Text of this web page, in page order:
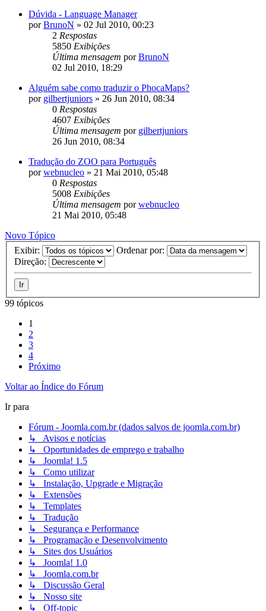
Dúvida - Language Manager
porBrunoN » 02 Jul 2010, 00:23
2 Respostas
5850 Exibições
Última mensagem porBrunoN
02 Jul 2010, 18:29
Alguém sabe como traduzir o PhocaMaps?
por gilbertjuniors » 26 Jun 2010, 08:34
0 Respostas
4607 Exibições
Última mensagem por gilbertjuniors
26 Jun 2010, 08:34
Tradução do ZOO para Português
porwebnucleo » 21 Mai 2010, 05:48
0 Respostas
5008 Exibições
Última mensagem porwebnucleo
21 Mai 2010, 05:48
Novo Tópico
Exibir:
Ordenar por:
Direção:
99 tópicos
1
2
3
4
Próximo
Voltar ao Índice do Fórum
Ir para
Fórum - Joomla.com.br (dados salvos de joomla.com.br)
↳ Avisos e notícias
↳ Oportunidades de emprego e trabalho
↳ Joomla! 1.5
↳ Como utilizar
↳ Instalação, Upgrade e Migração
↳ Extensões
↳ Templates
↳ Tradução
↳ Segurança e Performance
↳ Programação e Desenvolvimento
↳ Sites dos Usuários
↳ Joomla! 1.0
↳ Joomla.com.br
↳ Discussão Geral
↳ Nosso site
↳ Off-topic